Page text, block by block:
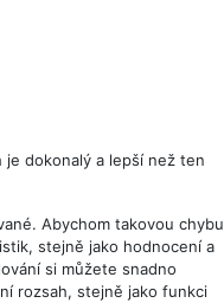
dokonalý a lepší než ten
Abychom takovou chybu
stejně jako hodnocení a
si můžete snadno
rozsah, stejně jako funkci